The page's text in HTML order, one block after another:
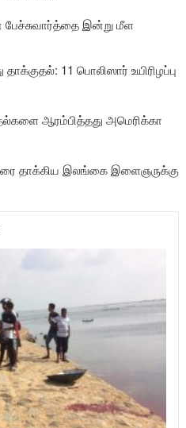
பேச்சுவார்த்தை இன்று மீள
11 பொலிஸார் உயிரிழப்பு
ஆரம்பித்தது அமெரிக்கா
தாக்கிய இலங்கை இளைஞருக்கு